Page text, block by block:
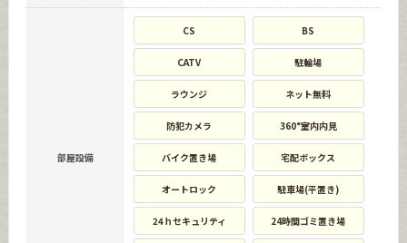
部屋設備
CS BS
CATV 駐輪場
ラウンジ ネット無料
防犯カメラ 360°室内内見
バイク置き場 宅配ボックス
オートロック 駐車場(平置き)
24ｈセキュリティ 24時間ゴミ置き場